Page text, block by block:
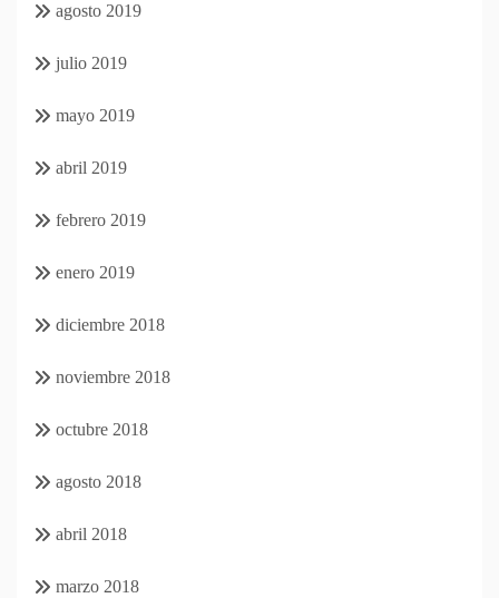
agosto 2019
julio 2019
mayo 2019
abril 2019
febrero 2019
enero 2019
diciembre 2018
noviembre 2018
octubre 2018
agosto 2018
abril 2018
marzo 2018